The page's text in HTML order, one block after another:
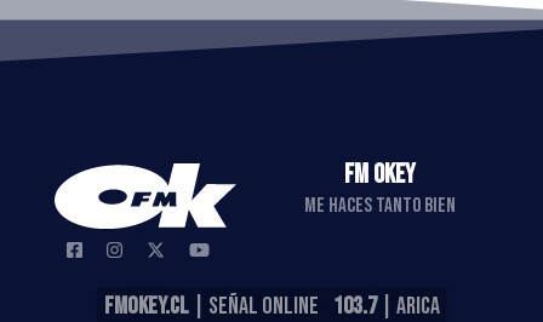
FM OKEY
ME HACES TANTO BIEN
FMOKEY.CL| SEÑAL ONLINE 103.7| ARICA